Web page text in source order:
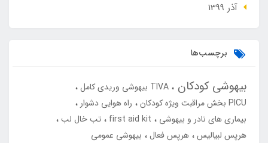
آذر 1399
برچسب‌ها
بیهوشی کودکان
TIVA بیهوشی وریدی کامل
PICU بخش مراقبت ویژه کودکان
راه هوایی دشوار
بیماری های نادر و بیهوشی
first aid kit
تب خال لب
هرپس لبیالیس هرپس فعال بیهوشی عمومی